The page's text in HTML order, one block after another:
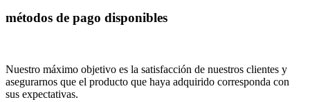
métodos de pago disponibles
Nuestro máximo objetivo es la satisfacción de nuestros clientes y
asegurarnos que el producto que haya adquirido corresponda con
sus expectativas.